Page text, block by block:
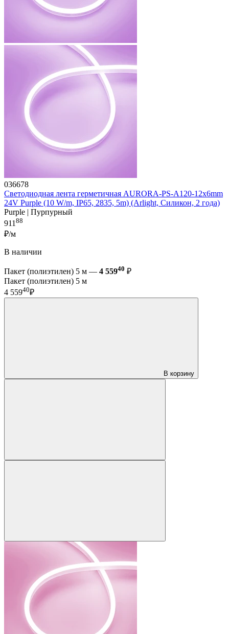
036678
Светодиодная лента герметичная AURORA-PS-A120-12x6mm
24V Purple (10 W/m, IP65, 2835, 5m) (Arlight, Силикон, 2 года)
Purple | Пурпурный
911 88
₽/м
В наличии
Пакет (полиэтилен) 5 м — 4 55940 ₽
Пакет (полиэтилен) 5 м
4 55940₽
В корзину